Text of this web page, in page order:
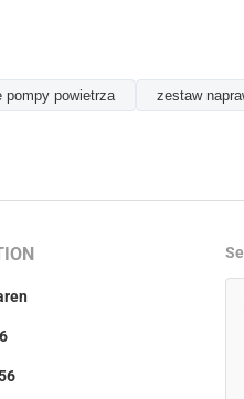
pompy powietrza zestaw